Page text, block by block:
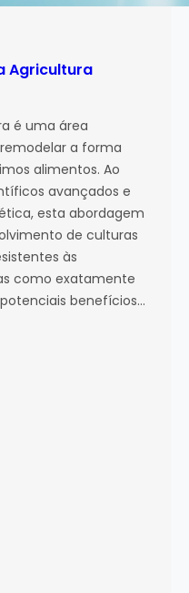
Agricultura
é uma área
a forma
alimentos. Ao
avançados e
esta abordagem
de culturas
às
como exatamente
benefícios…